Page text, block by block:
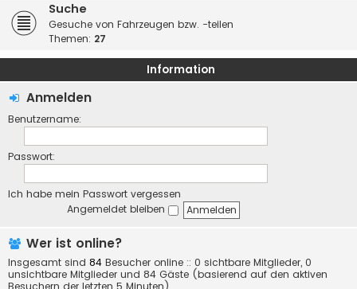
Suche
Gesuche von Fahrzeugen bzw. -teilen
Themen: 27
Information
Anmelden
Benutzername:
Passwort:
Ich habe mein Passwort vergessen
Angemeldet bleiben
Wer ist online?
Insgesamt sind 84 Besucher online :: 0 sichtbare Mitglieder, 0
unsichtbare Mitglieder und 84 Gäste (basierend auf den aktiven